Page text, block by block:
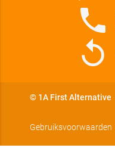
phone
replay
© 1A First Alternative
Gebruiksvoorwaarden